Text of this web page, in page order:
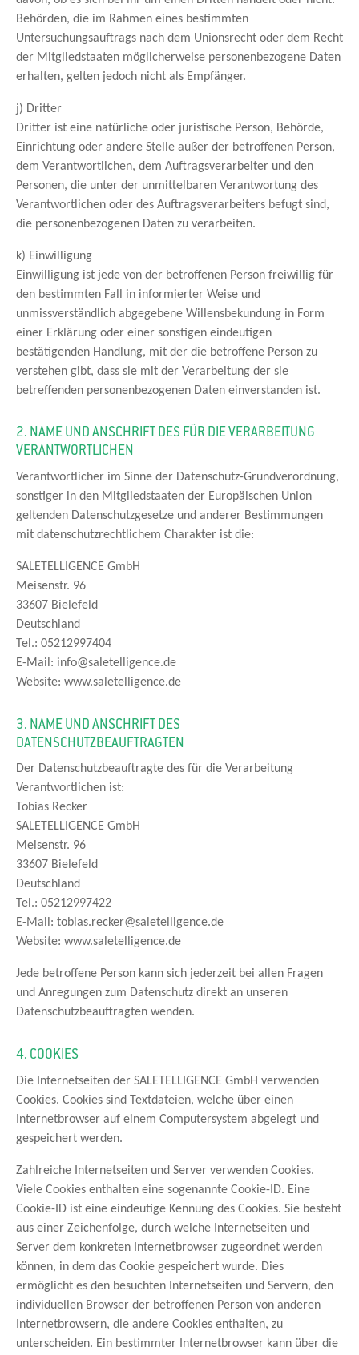
Behörden, die im Rahmen eines bestimmten
Untersuchungsauftrags nach dem Unionsrecht oder dem Recht
der Mitgliedstaaten möglicherweise personenbezogene Daten
erhalten, gelten jedoch nicht als Empfänger.
j) Dritter
Dritter ist eine natürliche oder juristische Person, Behörde,
Einrichtung oder andere Stelle außer der betroffenen Person,
dem Verantwortlichen, dem Auftragsverarbeiter und den
Personen, die unter der unmittelbaren Verantwortung des
Verantwortlichen oder des Auftragsverarbeiters befugt sind,
die personenbezogenen Daten zu verarbeiten.
k) Einwilligung
Einwilligung ist jede von der betroffenen Person freiwillig für
den bestimmten Fall in informierter Weise und
unmissverständlich abgegebene Willensbekundung in Form
einer Erklärung oder einer sonstigen eindeutigen
bestätigenden Handlung, mit der die betroffene Person zu
verstehen gibt, dass sie mit der Verarbeitung der sie
betreffenden personenbezogenen Daten einverstanden ist.
2. NAME UND ANSCHRIFT DES FÜR DIE VERARBEITUNG
VERANTWORTLICHEN
Verantwortlicher im Sinne der Datenschutz-Grundverordnung,
sonstiger in den Mitgliedstaaten der Europäischen Union
geltenden Datenschutzgesetze und anderer Bestimmungen
mit datenschutzrechtlichem Charakter ist die:
SALETELLIGENCE GmbH
Meisenstr. 96
33607 Bielefeld
Deutschland
Tel.: 05212997404
E-Mail: info@saletelligence.de
Website: www.saletelligence.de
3. NAME UND ANSCHRIFT DES
DATENSCHUTZBEAUFTRAGTEN
Der Datenschutzbeauftragte des für die Verarbeitung
Verantwortlichen ist:
Tobias Recker
SALETELLIGENCE GmbH
Meisenstr. 96
33607 Bielefeld
Deutschland
Tel.: 05212997422
E-Mail: tobias.recker@saletelligence.de
Website: www.saletelligence.de
Jede betroffene Person kann sich jederzeit bei allen Fragen
und Anregungen zum Datenschutz direkt an unseren
Datenschutzbeauftragten wenden.
4. COOKIES
Die Internetseiten der SALETELLIGENCE GmbH verwenden
Cookies. Cookies sind Textdateien, welche über einen
Internetbrowser auf einem Computersystem abgelegt und
gespeichert werden.
Zahlreiche Internetseiten und Server verwenden Cookies.
Viele Cookies enthalten eine sogenannte Cookie-ID. Eine
Cookie-ID ist eine eindeutige Kennung des Cookies. Sie besteht
aus einer Zeichenfolge, durch welche Internetseiten und
Server dem konkreten Internetbrowser zugeordnet werden
können, in dem das Cookie gespeichert wurde. Dies
ermöglicht es den besuchten Internetseiten und Servern, den
individuellen Browser der betroffenen Person von anderen
Internetbrowsern, die andere Cookies enthalten, zu
unterscheiden. Ein bestimmter Internetbrowser kann über die